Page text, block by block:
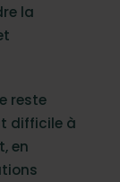
la
reste
difficile à
en